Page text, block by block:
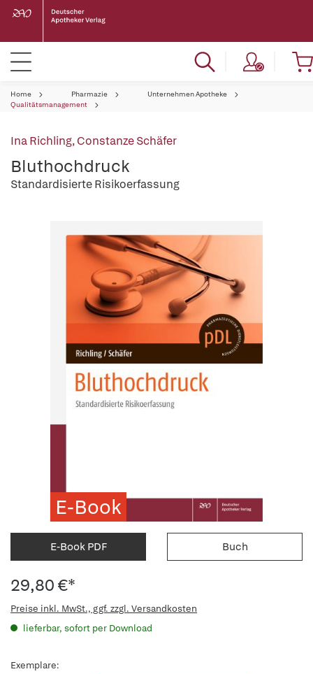
Home Pharmazie
Unternehmen Apotheke
Qualitätsmanagement
Ina Richling,Constanze Schäfer
Bluthochdruck
Standardisierte Risikoerfassung
E-Book
E-Book PDF Buch
29,80 €*
Preise inkl. MwSt., ggf. zzgl. Versandkosten
lieferbar, sofort per Download
Exemplare: